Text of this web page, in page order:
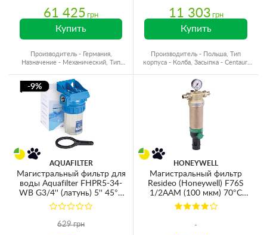
61 425 грн
Купить
Производитель - Германия,
Назначение - Механический, Тип
11 303 грн
Купить
Производитель - Польша, Тип
корпуса - Колба, Засыпка - Centaur,
-9%
AQUAFILTER
Магистральный фильтр для
воды Aquafilter FHPR5-34-
WB G3/4'' (латунь) 5'' 45°C
5bar (без картриджа)
629 грн
HONEYWELL
Магистральный фильтр
Resideo (Honeywell) F76S
1/2AAM (100 мкм) 70°C
25bar